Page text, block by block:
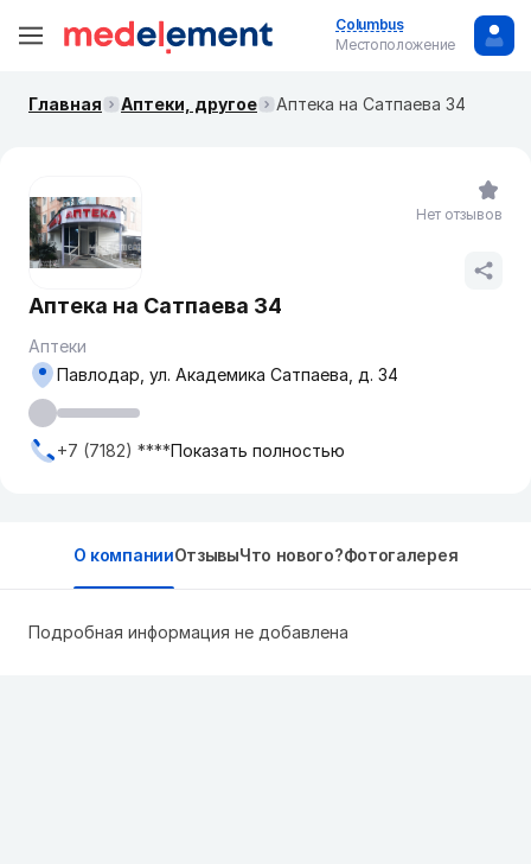
Columbus
Местоположение
Главная Аптеки, другое Аптека на Сатпаева 34
Аптека на Сатпаева 34
Аптеки
Павлодар, ул. Академика Сатпаева, д. 34
+7 (7182) ****Показать полностью
Нет отзывов
О компанииОтзывыЧто нового?Фотогалерея
Подробная информация не добавлена